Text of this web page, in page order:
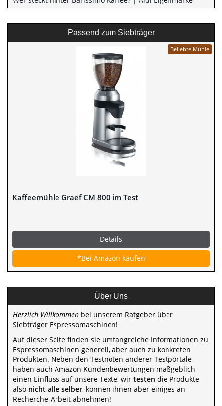
Passend zum Siebträger
Beliebte Mühle
Kaffeemühle Graef CM 800 im Test
Details
*Bei Amazon kaufen
Über Uns
Herzlich Willkommen bei unserem Ratgeber über
Siebträger Espressomaschinen!
Auf dieser Seite finden sie umfangreiche Informationen zu
Espressomaschinen generell, aber auch zu konkreten
Produkten. Neben den Testnoten anderer Testportale
haben auch Amazon Kundenbewertungen maßgeblich
einen Einfluss auf unsere Texte, wir testen die Produkte
also nicht alle selber, können ihnen aber einiges an
Recherche-Arbeit abnehmen!